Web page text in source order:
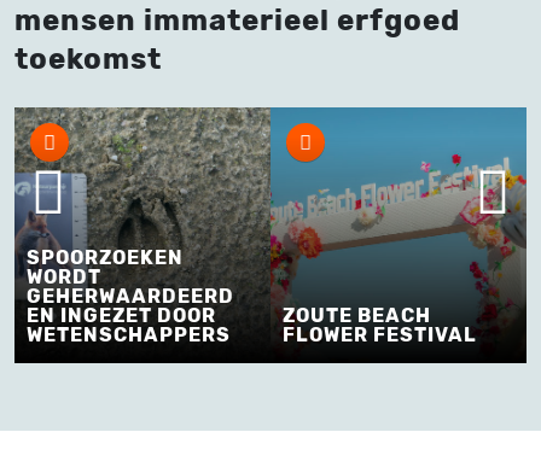
mensen immaterieel erfgoed
toekomst
SPOORZOEKEN
WORDT
GEHERWAARDEERD
EN INGEZET DOOR
WETENSCHAPPERS
ZOUTE BEACH
FLOWER FESTIVAL